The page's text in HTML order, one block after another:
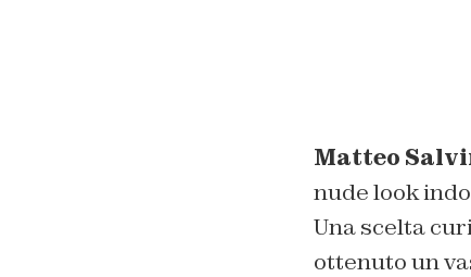
Matteo
nude look
Una scelta
ottenuto un